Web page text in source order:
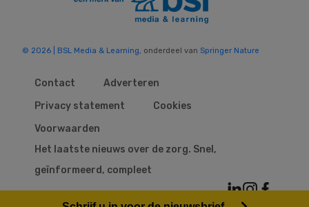
© 2026 | BSL Media & Learning, onderdeel van Springer Nature
Contact
Adverteren
Privacy statement
Cookies
Voorwaarden
Het laatste nieuws over de zorg. Snel,
geïnformeerd, compleet